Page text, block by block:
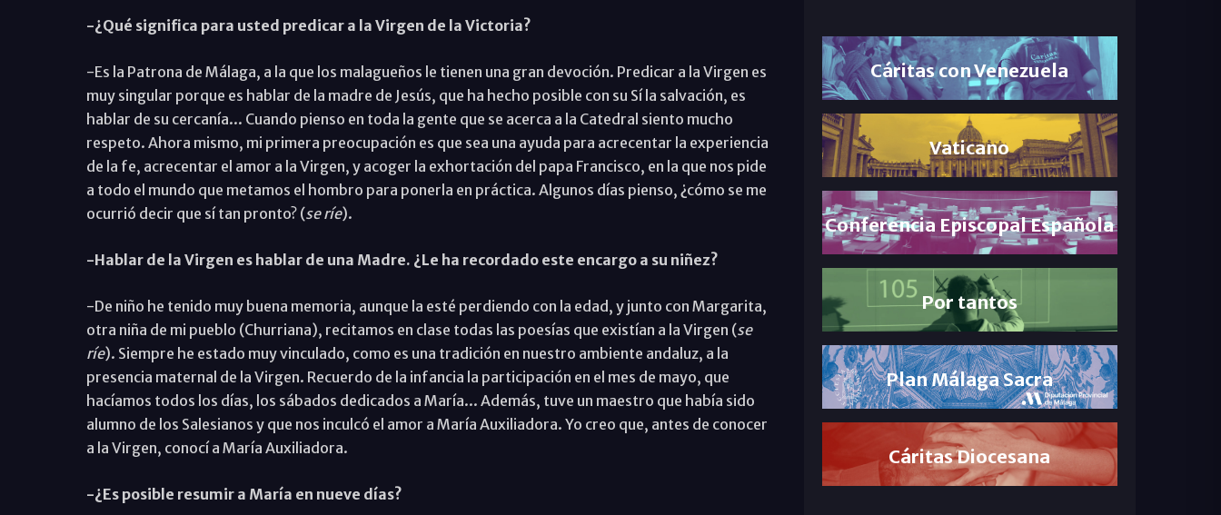
-¿Qué significa para usted predicar a la Virgen de la Victoria?
-Es la Patrona de Málaga, a la que los malagueños le tienen una gran devoción. Predicar a la Virgen es
muy singular porque es hablar de la madre de Jesús, que ha hecho posible con su Sí la salvación, es
hablar de su cercanía... Cuando pienso en toda la gente que se acerca a la Catedral siento mucho
respeto. Ahora mismo, mi primera preocupación es que sea una ayuda para acrecentar la experiencia
de la fe, acrecentar el amor a la Virgen, y acoger la exhortación del papa Francisco, en la que nos pide
a todo el mundo que metamos el hombro para ponerla en práctica. Algunos días pienso, ¿cómo se me
ocurrió decir que sí tan pronto? (se ríe).
-Hablar de la Virgen es hablar de una Madre. ¿Le ha recordado este encargo a su niñez?
-De niño he tenido muy buena memoria, aunque la esté perdiendo con la edad, y junto con Margarita,
otra niña de mi pueblo (Churriana), recitamos en clase todas las poesías que existían a la Virgen (se
ríe). Siempre he estado muy vinculado, como es una tradición en nuestro ambiente andaluz, a la
presencia maternal de la Virgen. Recuerdo de la infancia la participación en el mes de mayo, que
hacíamos todos los días, los sábados dedicados a María... Además, tuve un maestro que había sido
alumno de los Salesianos y que nos inculcó el amor a María Auxiliadora. Yo creo que, antes de conocer
a la Virgen, conocí a María Auxiliadora.
-¿Es posible resumir a María en nueve días?
Cáritas con Venezuela
Vaticano
Conferencia Episcopal Española
Por tantos
Plan Málaga Sacra
Cáritas Diocesana